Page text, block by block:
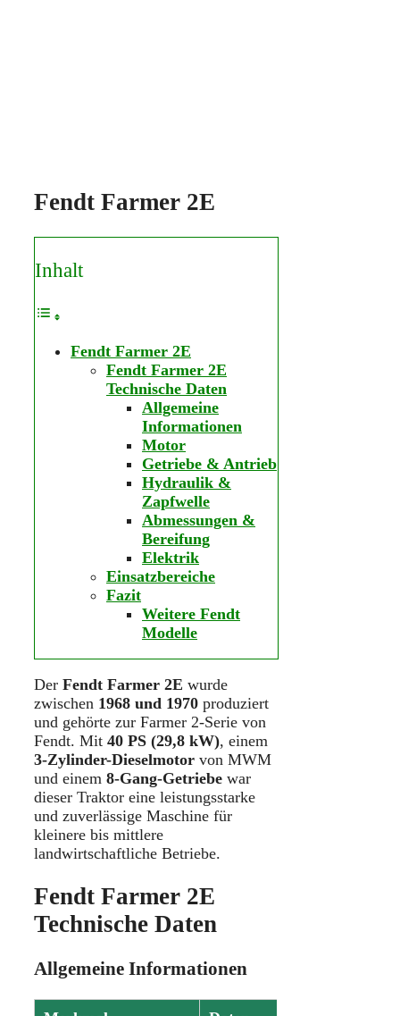
Fendt Farmer 2E
Inhalt
Fendt Farmer 2E
Fendt Farmer 2E
Technische Daten
Allgemeine
Informationen
Motor
Getriebe & Antrieb
Hydraulik &
Zapfwelle
Abmessungen &
Bereifung
Elektrik
Einsatzbereiche
Fazit
Weitere Fendt
Modelle
Der Fendt Farmer 2E wurde
zwischen 1968 und 1970 produziert
und gehörte zur Farmer 2-Serie von
Fendt. Mit 40 PS (29,8 kW), einem
3-Zylinder-Dieselmotor von MWM
und einem 8-Gang-Getriebe war
dieser Traktor eine leistungsstarke
und zuverlässige Maschine für
kleinere bis mittlere
landwirtschaftliche Betriebe.
Fendt Farmer 2E
Technische Daten
Allgemeine Informationen